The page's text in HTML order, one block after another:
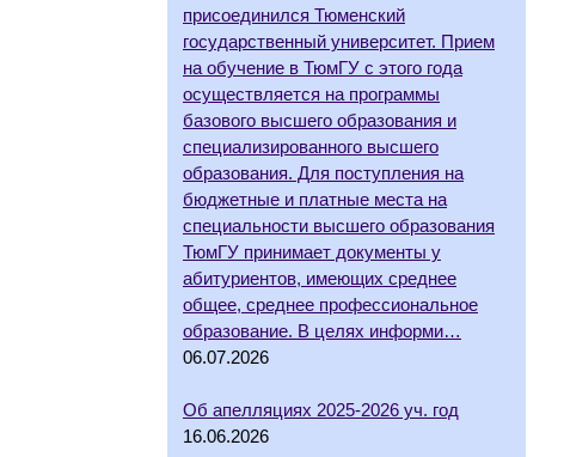
присоединился Тюменский
государственный университет. Прием
на обучение в ТюмГУ с этого года
осуществляется на программы
базового высшего образования и
специализированного высшего
образования. Для поступления на
бюджетные и платные места на
специальности высшего образования
ТюмГУ принимает документы у
абитуриентов, имеющих среднее
общее, среднее профессиональное
образование. В целях информи…
06.07.2026
Об апелляциях 2025-2026 уч. год
16.06.2026